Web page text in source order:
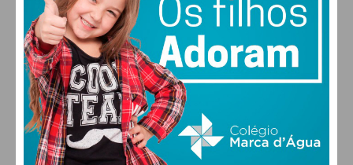
SEX SÁB DOM SEG